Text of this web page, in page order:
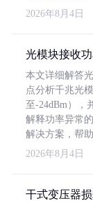
2026年8月4日
光模块接收
本文详细解答
点分析千兆光
至-24dBm），
解释功率异常
解决方案，帮
2026年8月4日
干式变压器